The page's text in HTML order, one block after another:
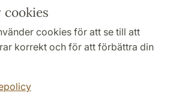
cookies för att se till att
korrekt och för att förbättra din
cookies